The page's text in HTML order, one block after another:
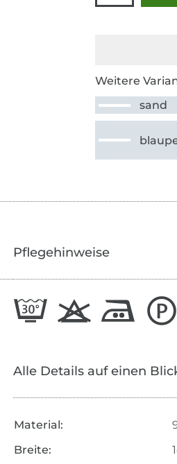
Weitere
sand
Pflegehinweise
Alle Details auf einen
Material:
Breite: